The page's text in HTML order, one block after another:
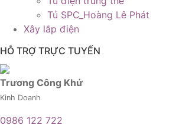
Tủ SPC_Hoàng Lê Phát
Xây lắp điện
HỖ TRỢ TRỰC TUYẾN
Trương Công Khứ
Kinh Doanh
0986 122 722